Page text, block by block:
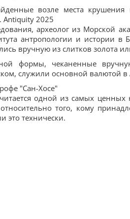
возле места крушения
Antiquity 2025
археолог из Морской
антропологии и истории в
вручную из слитков золота
формы, чеканенные
служили основной валютой
"Сан-Хосе"
одной из самых
того, кому
это технически.